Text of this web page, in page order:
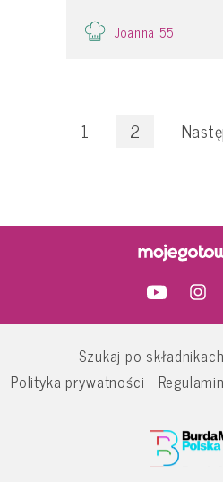
Joanna 55
1 2
Szukaj po składnikach
Polityka prywatności
Regulamin